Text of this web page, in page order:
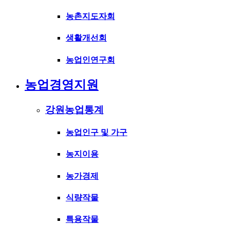
농촌지도자회
생활개선회
농업인연구회
농업경영지원
강원농업통계
농업인구 및 가구
농지이용
농가경제
식량작물
특용작물